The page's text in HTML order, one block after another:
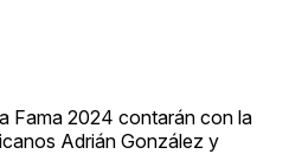
Fama 2024 contarán con la
Adrián González y